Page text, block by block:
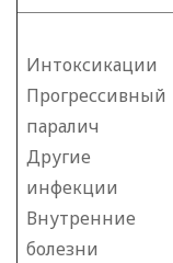
Интоксикации
Прогрессивный
паралич
Другие
инфекции
Внутренние
болезни